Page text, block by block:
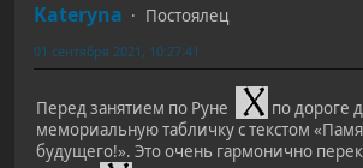
Kateryna
Постоялец
01 сентября 2021, 10:27:41
Перед занятием по Руне
по дороге
мемориальную табличку с текстом
будущего!». Это очень гармонично